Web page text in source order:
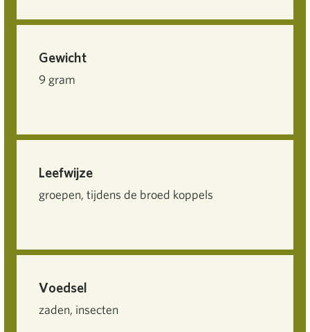
Gewicht
9 gram
Leefwijze
groepen, tijdens de broed koppels
Voedsel
zaden, insecten